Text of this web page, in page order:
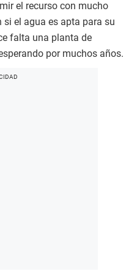
el recurso con mucho
si el agua es apta para su
falta una planta de
por muchos años.